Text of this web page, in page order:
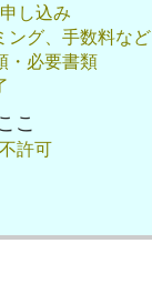
し込み
ング、手数料など
・必要書類
こ
許可